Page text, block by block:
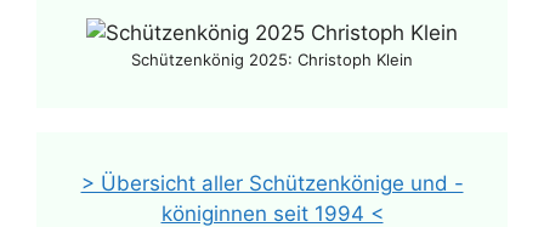
Schützenkönig 2025: Christoph Klein
> Übersicht aller Schützenkönige und -
königinnen seit 1994 <